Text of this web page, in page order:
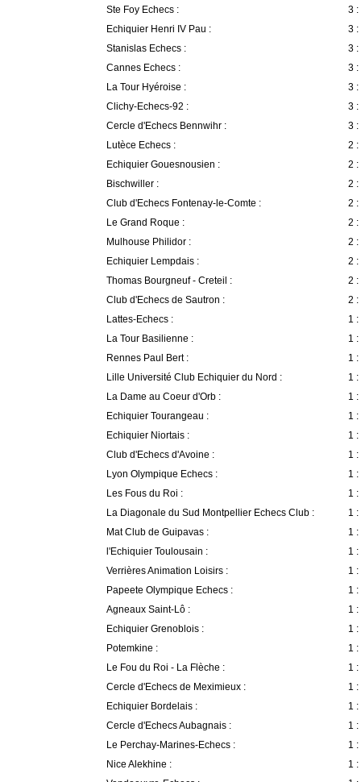
Ste Foy Echecs :
3 :
Echiquier Henri IV Pau :
3 :
Stanislas Echecs :
3 :
Cannes Echecs :
3 :
La Tour Hyéroise :
3 :
Clichy-Echecs-92 :
3 :
Cercle d'Echecs Bennwihr :
3 :
Lutèce Echecs :
2 :
Echiquier Gouesnousien :
2 :
Bischwiller :
2 :
Club d'Echecs Fontenay-le-Comte :
2 :
Le Grand Roque :
2 :
Mulhouse Philidor :
2 :
Echiquier Lempdais :
2 :
Thomas Bourgneuf - Creteil :
2 :
Club d'Echecs de Sautron :
2 :
Lattes-Echecs :
1 :
La Tour Basilienne :
1 :
Rennes Paul Bert :
1 :
Lille Université Club Echiquier du Nord :
1 :
La Dame au Coeur d'Orb :
1 :
Echiquier Tourangeau :
1 :
Echiquier Niortais :
1 :
Club d'Echecs d'Avoine :
1 :
Lyon Olympique Echecs :
1 :
Les Fous du Roi :
1 :
La Diagonale du Sud Montpellier Echecs Club :
1 :
Mat Club de Guipavas :
1 :
l'Echiquier Toulousain :
1 :
Verrières Animation Loisirs :
1 :
Papeete Olympique Echecs :
1 :
Agneaux Saint-Lô :
1 :
Echiquier Grenoblois :
1 :
Potemkine :
1 :
Le Fou du Roi - La Flèche :
1 :
Cercle d'Echecs de Meximieux :
1 :
Echiquier Bordelais :
1 :
Cercle d'Echecs Aubagnais :
1 :
Le Perchay-Marines-Echecs :
1 :
Nice Alekhine :
1 :